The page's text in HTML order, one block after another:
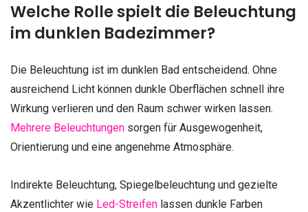
Welche Rolle spielt die Beleuchtung
im dunklen Badezimmer?
Die Beleuchtung ist im dunklen Bad entscheidend. Ohne
ausreichend Licht können dunkle Oberflächen schnell ihre
Wirkung verlieren und den Raum schwer wirken lassen.
Mehrere Beleuchtungen sorgen für Ausgewogenheit,
Orientierung und eine angenehme Atmosphäre.
Indirekte Beleuchtung, Spiegelbeleuchtung und gezielte
Akzentlichter wie Led-Streifen lassen dunkle Farben